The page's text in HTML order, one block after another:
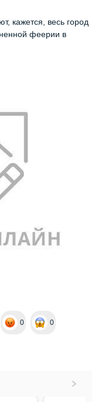
кажется, весь город
феерии в
0 0